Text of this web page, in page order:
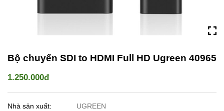
Bộ chuyển SDI to HDMI Full HD Ugreen 40965
1.250.000đ
Nhà sản xuất: UGREEN